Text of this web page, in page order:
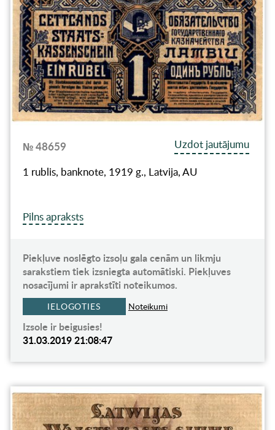
№ 48659
Uzdot jautājumu
1 rublis, banknote, 1919 g., Latvija, AU
Pilns apraksts
Piekļuve noslēgto izsoļu gala cenām un likmju
sarakstiem tiek izsniegta automātiski. Piekļuves
nosacījumi ir aprakstīti noteikumos.
IELOGOTIES Noteikumi
Izsole ir beigusies!
31.03.2019 21:08:47